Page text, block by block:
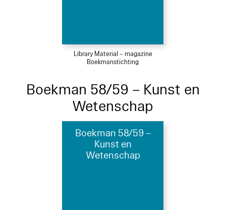
Library Material – magazine
Boekmanstichting
Boekman 58/59 – Kunst en
Wetenschap
Boekman 58/59 –
Kunst en
Wetenschap